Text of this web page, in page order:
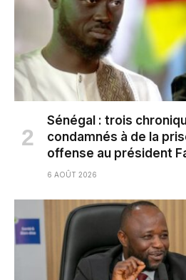
Sénégal : trois
condamnés à de la
offense au président
6 AOÛT 2026